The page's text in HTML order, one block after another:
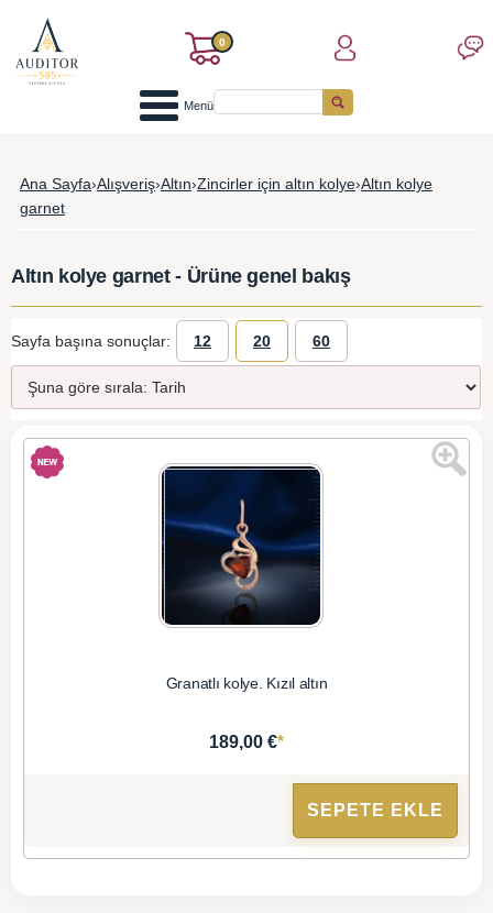
0
Menü
Ana Sayfa›Alışveriş›Altın›Zincirler için altın kolye›Altın kolye
garnet
Altın kolye garnet - Ürüne genel bakış
Sayfa başına sonuçlar: 12 20 60
Granatlı kolye. Kızıl altın
189,00 €*
SEPETE EKLE